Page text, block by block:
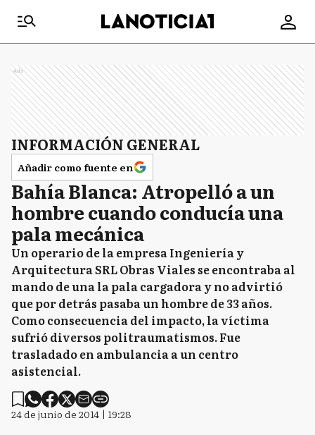
Ads
INFORMACIÓN GENERAL
Añadir como fuente en
Bahía Blanca: Atropelló a un
hombre cuando conducía una
pala mecánica
Un operario de la empresa Ingeniería y
Arquitectura SRL Obras Viales se encontraba al
mando de una la pala cargadora y no advirtió
que por detrás pasaba un hombre de 33 años.
Como consecuencia del impacto, la víctima
sufrió diversos politraumatismos. Fue
trasladado en ambulancia a un centro
asistencial.
24 de junio de 2014 | 19:28